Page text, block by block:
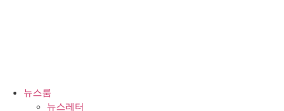
뉴스룸
뉴스레터